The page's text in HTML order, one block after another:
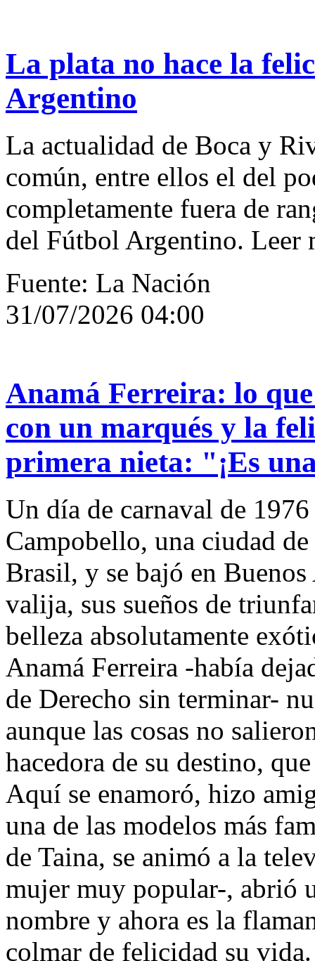
La plata no hace la
Argentino
La actualidad de Boca y
común, entre ellos el del
completamente fuera de
del Fútbol Argentino. Leer
Fuente: La Nación
31/07/2026 04:00
Anamá Ferreira: lo
con un marqués y la
primera nieta: "¡Es
Un día de carnaval de
Campobello, una ciudad
Brasil, y se bajó en
valija, sus sueños de
belleza absolutamente
Anamá Ferreira -había
de Derecho sin terminar-
aunque las cosas no
hacedora de su destino,
Aquí se enamoró, hizo
una de las modelos más
de Taina, se animó a la
mujer muy popular-, abrió
nombre y ahora es la
colmar de felicidad su